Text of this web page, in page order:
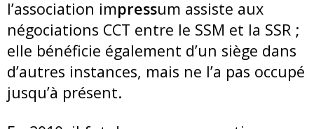
l’association impressum assiste aux
négociations CCT entre le SSM et la SSR ;
elle bénéficie également d’un siège dans
d’autres instances, mais ne l’a pas occupé
jusqu’à présent.